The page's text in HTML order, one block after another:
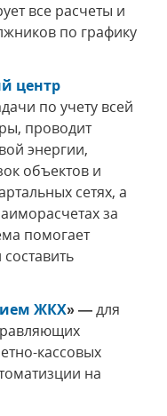
все расчеты и
по графику
центр
по учету всей
проводит
энергии,
объектов и
сетях, а
за
помогает
ЖКХ» —для
кассовых
на